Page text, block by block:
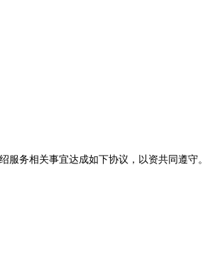
务相关事宜达成如下协议，以资共同遵守。